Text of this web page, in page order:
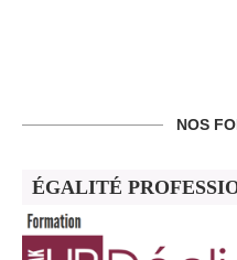
NOS
ÉGALITÉ